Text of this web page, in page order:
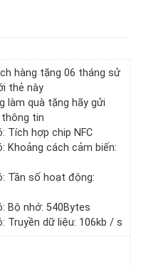
hàng tặng 06 tháng sử
thẻ này
làm quà tặng hãy gửi
tin
Tích hợp chip NFC
Khoảng cách cảm biến:
Tần số hoạt động:
Bộ nhớ: 540Bytes
Truyền dữ liệu: 106kb / s